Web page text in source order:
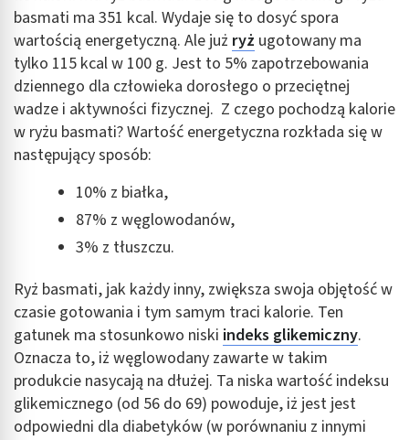
basmati ma 351 kcal. Wydaje się to dosyć spora
wartością energetyczną. Ale już ryż ugotowany ma
tylko 115 kcal w 100 g. Jest to 5% zapotrzebowania
dziennego dla człowieka dorosłego o przeciętnej
wadze i aktywności fizycznej. Z czego pochodzą kalorie
w ryżu basmati? Wartość energetyczna rozkłada się w
następujący sposób:
10% z białka,
87% z węglowodanów,
3% z tłuszczu.
Ryż basmati, jak każdy inny, zwiększa swoja objętość w
czasie gotowania i tym samym traci kalorie. Ten
gatunek ma stosunkowo niski indeks glikemiczny.
Oznacza to, iż węglowodany zawarte w takim
produkcie nasycają na dłużej. Ta niska wartość indeksu
glikemicznego (od 56 do 69) powoduje, iż jest jest
odpowiedni dla diabetyków (w porównaniu z innymi
Wykorzystanie profili do wyboru
spersonalizowanych reklam
Tworzenie profili w celu personalizacji treści
Wykorzystywanie profili w celu doboru
spersonalizowanych treści
Pomiar efektywności treści
Rozumienie odbiorców dzięki statystyce lub
Rozwój i ulepszanie usług
Wykorzystywanie ograniczonych danych do
wyboru treści
Funkcje specjalne IAB:
Użycie dokładnych danych geolokalizacyjnych